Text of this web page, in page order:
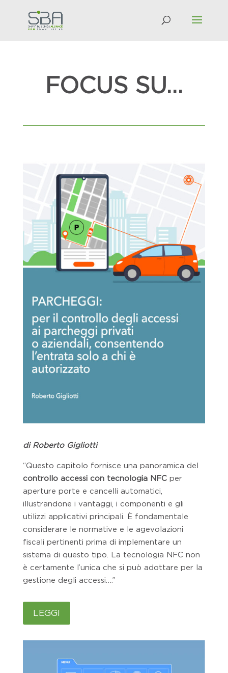
FOCUS SU…
di Roberto Gigliotti
“Questo capitolo fornisce una panoramica del
controllo accessi con tecnologia NFCper
aperture porte e cancelli automatici,
illustrandone i vantaggi, i componenti e gli
utilizzi applicativi principali. È fondamentale
considerare le normative e le agevolazioni
fiscali pertinenti prima di implementare un
sistema di questo tipo. La tecnologia NFC non
è certamente l’unica che si può adottare per la
gestione degli accessi….”
LEGGI